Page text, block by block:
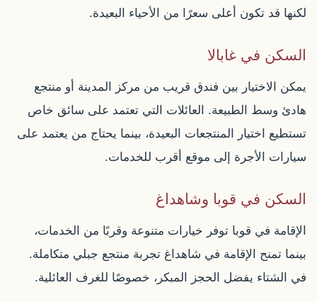
لكنها قد تكون أعلى سعرًا من الأحياء البعيدة.
السكن في غابالا
يمكن الاختيار بين فندق قريب من مركز المدينة أو منتجع
هادئ وسط الطبيعة. العائلات التي تعتمد على سائق خاص
تستطيع اختيار المنتجعات البعيدة، بينما يحتاج من يعتمد على
سيارات الأجرة إلى موقع أقرب للخدمات.
السكن في قوبا وشاهداغ
الإقامة في قوبا توفر خيارات متنوعة وقربًا من الخدمات،
بينما تمنح الإقامة في شاهداغ تجربة منتجع جبلي متكاملة.
في الشتاء يفضل الحجز المبكر، خصوصًا للغرف العائلية.